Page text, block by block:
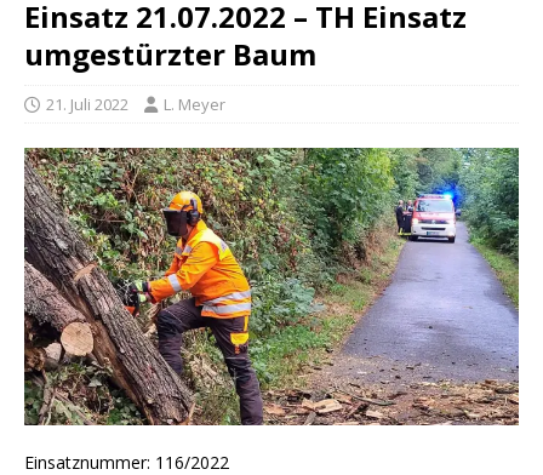
Einsatz 21.07.2022 – TH Einsatz
umgestürzter Baum
21. Juli 2022 L. Meyer
Einsatznummer: 116/2022